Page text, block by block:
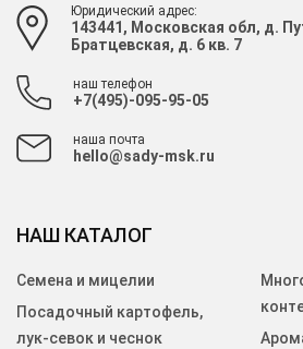
Юридический адрес:
143441, Московская обл, д.
Братцевская, д. 6 кв. 7
наш телефон
+7(495)-095-95-05
наша почта
hello@sady-msk.ru
НАШ КАТАЛОГ
Семена и мицелии
Посадочный картофель,
лук-севок и чеснок